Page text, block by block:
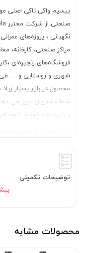
نگهبانی ، پروژه‌های
مراکز صنعتی، کارخانه،
فروشگاه‌های زنجیره‌ای
شهری و روستایی و …
محصول در بازار بسیار
و تایید شد توسط
میشود که شامل :
توضیحات تکمیلی
محصولات مشابه